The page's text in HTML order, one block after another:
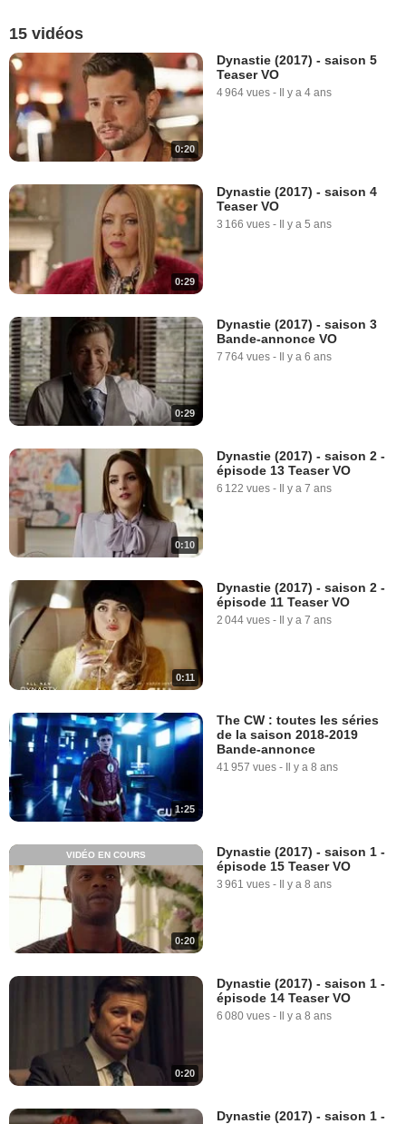
15 vidéos
0:20
Dynastie (2017) - saison 5
Teaser VO
4 964 vues - Il y a 4 ans
0:29
Dynastie (2017) - saison 4
Teaser VO
3 166 vues - Il y a 5 ans
0:29
Dynastie (2017) - saison 3
Bande-annonce VO
7 764 vues - Il y a 6 ans
0:10
Dynastie (2017) - saison 2 -
épisode 13 Teaser VO
6 122 vues - Il y a 7 ans
0:11
Dynastie (2017) - saison 2 -
épisode 11 Teaser VO
2 044 vues - Il y a 7 ans
1:25
The CW : toutes les séries
de la saison 2018-2019
Bande-annonce
41 957 vues - Il y a 8 ans
0:20
VIDÉO EN COURS
Dynastie (2017) - saison 1 -
épisode 15 Teaser VO
3 961 vues - Il y a 8 ans
0:20
Dynastie (2017) - saison 1 -
épisode 14 Teaser VO
6 080 vues - Il y a 8 ans
Dynastie (2017) - saison 1 -